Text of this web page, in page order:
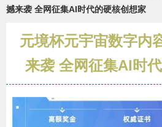
撼来袭 全网征集AI时代的硬核创想家
元境杯元宇宙数字内
来袭 全网征集AI时